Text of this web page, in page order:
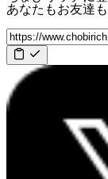
あなたもお友達も